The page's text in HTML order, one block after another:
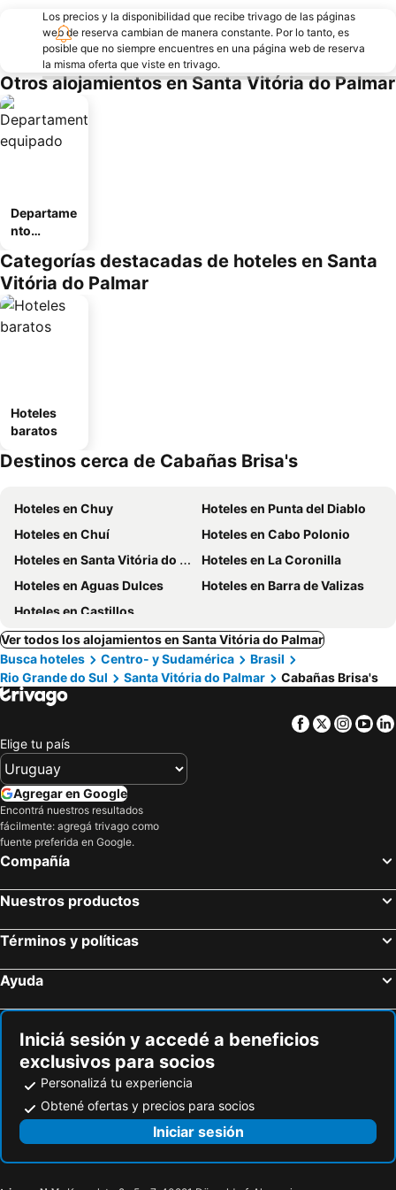
Los precios y la disponibilidad que recibe trivago de las páginas
web de reserva cambian de manera constante. Por lo tanto, es
posible que no siempre encuentres en una página web de reserva
la misma oferta que viste en trivago.
Otros alojamientos en Santa Vitória do Palmar
Departame
nto
Categorías destacadas de hoteles en Santa
Vitória do Palmar
Hoteles
baratos
Destinos cerca de Cabañas Brisa's
Hoteles en Chuy
Hoteles en Punta del Diablo
Hoteles en Chuí
Hoteles en Cabo Polonio
Hoteles en Santa Vitória do Palmar
Hoteles en La Coronilla
Hoteles en Aguas Dulces
Hoteles en Barra de Valizas
Hoteles en Castillos
Ver todos los alojamientos en Santa Vitória do Palmar
Busca hoteles
Centro- y Sudamérica
Brasil
Rio Grande do Sul
Santa Vitória do Palmar Cabañas Brisa's
Facebook
Twitter
Elige tu país
Agregar en Google
Encontrá nuestros resultados
fácilmente: agregá trivago como
fuente preferida en Google.
Compañía
Nuestros productos
Términos y políticas
Ayuda
Iniciá sesión y accedé a beneficios
exclusivos para socios
Personalizá tu experiencia
Obtené ofertas y precios para socios
Iniciar sesión